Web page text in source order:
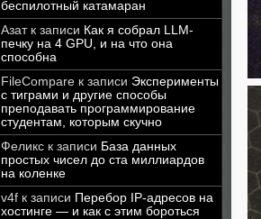
беспилотный катамаран
Азатк записи Как я собрал LLM-
печку на 4 GPU, и на что она
способна
FileCompare к записи Эксперименты
с тиграми и другие способы
преподавать программирование
студентам, которым скучно
Феликс к записи База данных
простых чисел до ста миллиардов
на коленке
v4f к записи Перебор IP-адресов на
хостинге — и как с этим бороться